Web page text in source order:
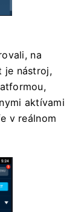
na
je nástroj,
aktívami
v reálnom